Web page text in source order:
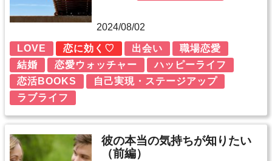
2024/08/02
LOVE 恋に効く♡ 出会い
職場恋愛
結婚
恋愛ウォッチャー
ハッピーライフ
恋活BOOKS
自己実現・ステージアップ
ラブライフ
彼の本当の気持ちが知りたい
（前編）